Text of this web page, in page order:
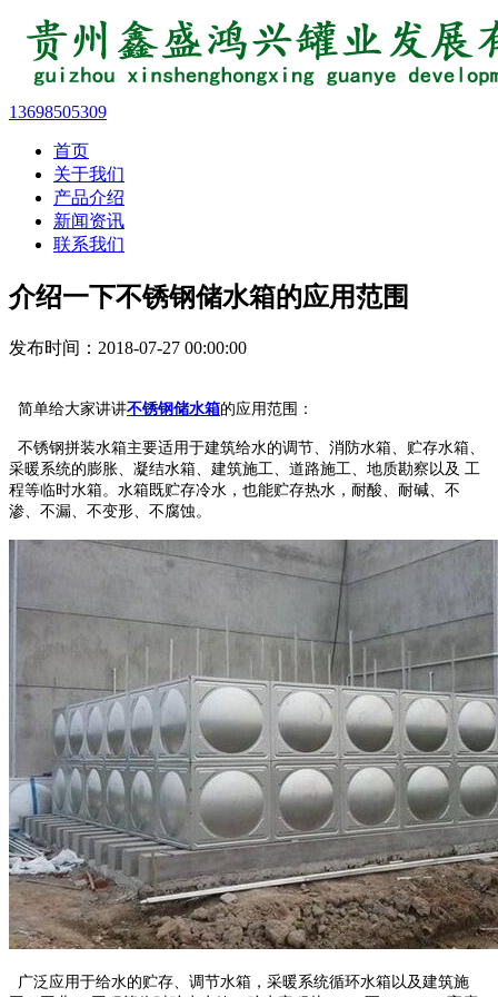
13698505309
首页
关于我们
产品介绍
新闻资讯
联系我们
介绍一下不锈钢储水箱的应用范围
发布时间：2018-07-27 00:00:00
简单给大家讲讲不锈钢储水箱的应用范围：
不锈钢拼装水箱主要适用于建筑给水的调节、消防水箱、贮存水箱、
采暖系统的膨胀、凝结水箱、建筑施工、道路施工、地质勘察以及 工
程等临时水箱。水箱既贮存冷水，也能贮存热水，耐酸、耐碱、不
渗、不漏、不变形、不腐蚀。
广泛应用于给水的贮存、调节水箱，采暖系统循环水箱以及建筑施